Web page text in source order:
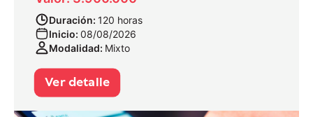
Duración: 120 horas
Inicio: 08/08/2026
Modalidad: Mixto
Ver detalle